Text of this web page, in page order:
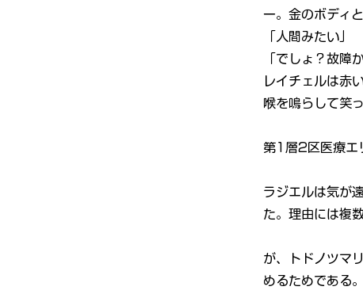
ー。金のボディ
「人間みたい」
「でしょ？故障
レイチェルは赤
喉を鳴らして笑
第1層2区医療エ
ラジエルは気が
た。理由には複
が、トドノツマ
めるためである。